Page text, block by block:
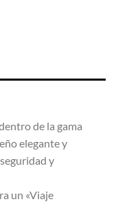
de la gama
elegante y
y
un «Viaje